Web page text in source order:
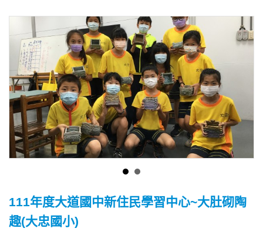
111年度大道國中新住民學習中心~大肚砌陶
趣(大忠國小)